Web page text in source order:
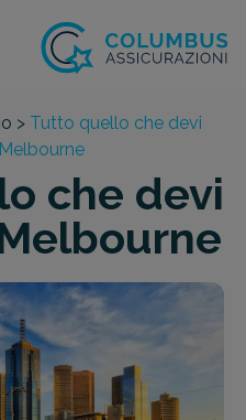
> Tutto quello che devi
che devi